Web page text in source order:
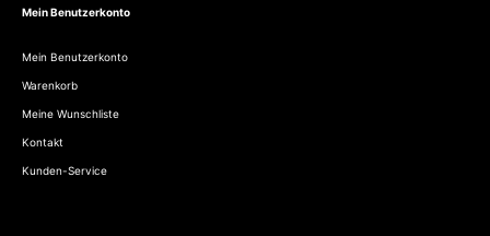
Mein Benutzerkonto
Mein Benutzerkonto
Warenkorb
Meine Wunschliste
Kontakt
Kunden-Service